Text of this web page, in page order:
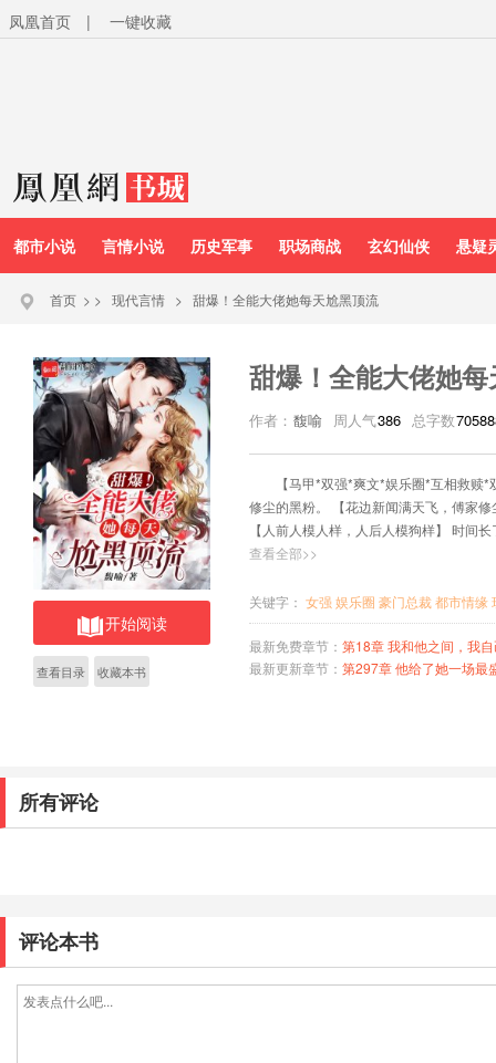
凤凰首页 | 一键收藏
都市小说 言情小说 历史军事 职场商战 玄幻仙侠 悬疑
首页 > > 现代言情 > 甜爆！全能大佬她每天尬黑顶流
开始阅读
查看目录 收藏本书
甜爆！全能大佬她
作者： 馥喻 周人气386 总字数
【马甲*双强*爽文*娱乐圈*互相救赎
修尘的黑粉。 【花边新闻满天飞，傅家
【人前人模人样，人后人模狗样】 时间
直至一条微博让内娱炸翻了天。 【人确
都对@傅修尘黑粉01——@傅修尘黑粉45
里：“还气吗？” 后来，粉丝发现，这个
惊国内航空界的大神也是她……
查看全部>>
关键字： 女强娱乐圈 豪门总裁都市情缘
最新免费章节： 第18章 我和他之间，我
最新更新章节： 第297章 他给了她一场最
所有评论
评论本书